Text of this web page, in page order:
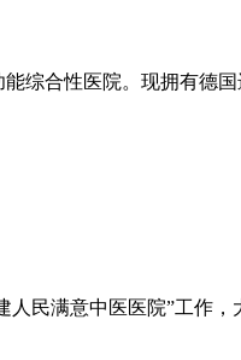
综合性医院。现拥有德
民满意中医医院”工作